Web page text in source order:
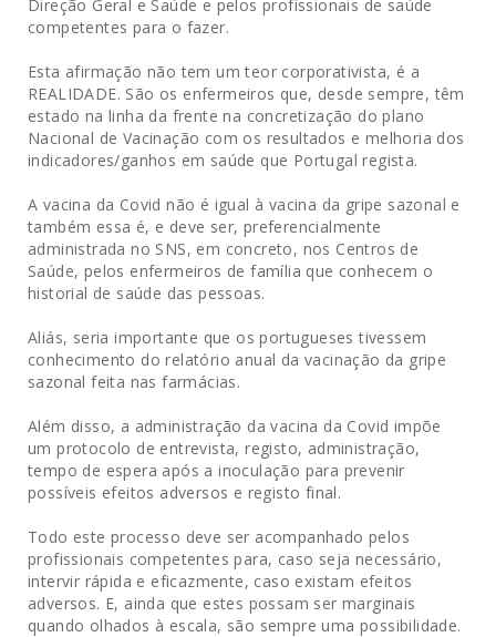
Direção Geral e Saúde e pelos profissionais de saúde
competentes para o fazer.
Esta afirmação não tem um teor corporativista, é a
REALIDADE. São os enfermeiros que, desde sempre, têm
estado na linha da frente na concretização do plano
Nacional de Vacinação com os resultados e melhoria dos
indicadores/ganhos em saúde que Portugal regista.
A vacina da Covid não é igual à vacina da gripe sazonal e
também essa é, e deve ser, preferencialmente
administrada no SNS, em concreto, nos Centros de
Saúde, pelos enfermeiros de família que conhecem o
historial de saúde das pessoas.
Aliás, seria importante que os portugueses tivessem
conhecimento do relatório anual da vacinação da gripe
sazonal feita nas farmácias.
Além disso, a administração da vacina da Covid impõe
um protocolo de entrevista, registo, administração,
tempo de espera após a inoculação para prevenir
possíveis efeitos adversos e registo final.
Todo este processo deve ser acompanhado pelos
profissionais competentes para, caso seja necessário,
intervir rápida e eficazmente, caso existam efeitos
adversos. E, ainda que estes possam ser marginais
quando olhados à escala, são sempre uma possibilidade.